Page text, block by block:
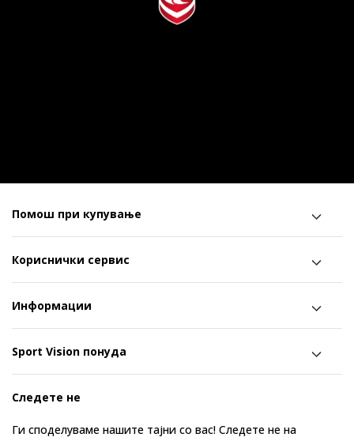
Помош при купување
Кориснички сервис
Информации
Sport Vision понуда
Следете не
Ги споделуваме нашите тајни со вас! Следете не на